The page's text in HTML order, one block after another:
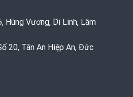
Hùng Vương, Di Linh, Lâm
20, Tân An Hiệp An, Đức